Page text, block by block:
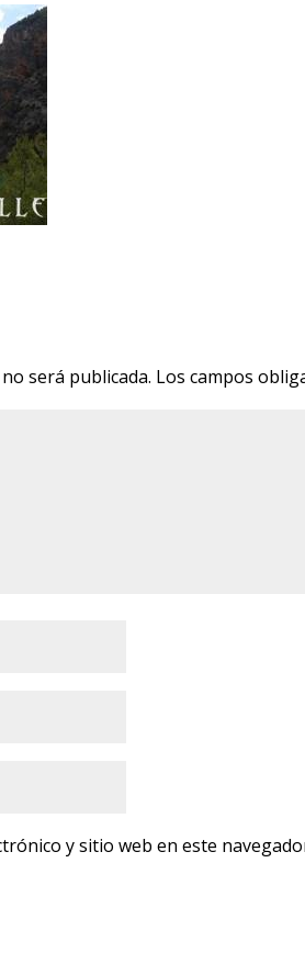
será publicada. Los campos
y sitio web en este